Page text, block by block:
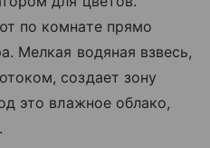
по комнате прямо
Мелкая водяная взвесь,
создает зону
это влажное облако,